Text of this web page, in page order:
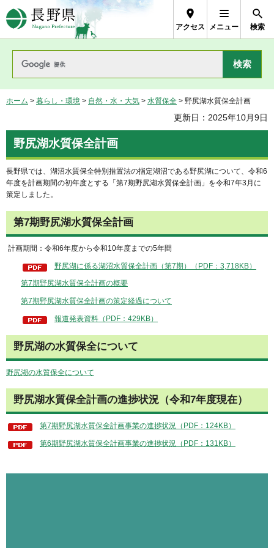
長野県Nagano Prefecture
アクセス メニュー 検索
ホーム > 暮らし・環境 > 自然・水・大気 > 水質保全 > 野尻湖水質保全計画
更新日：2025年10月9日
野尻湖水質保全計画
長野県では、湖沼水質保全特別措置法の指定湖沼である野尻湖について、令和6
年度を計画期間の初年度とする「第7期野尻湖水質保全計画」を令和7年3月に
策定しました。
第7期野尻湖水質保全計画
計画期間：令和6年度から令和10年度までの5年間
野尻湖に係る湖沼水質保全計画（第7期）（PDF：3,718KB）
第7期野尻湖水質保全計画の概要
第7期野尻湖水質保全計画の策定経過について
報道発表資料（PDF：429KB）
野尻湖の水質保全について
野尻湖の水質保全について
野尻湖水質保全計画の進捗状況（令和7年度現在）
第7期野尻湖水質保全計画事業の進捗状況（PDF：124KB）
第6期野尻湖水質保全計画事業の進捗状況（PDF：131KB）